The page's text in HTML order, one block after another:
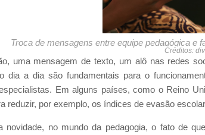
Troca de mensagens entre equipe pedagógica e
Créditos:
uma mensagem de texto, um alô nas redes
dia a dia são fundamentais para o
Em alguns países, como o Reino
reduzir, por exemplo, os índices de evasão
novidade, no mundo da pedagogia, o fato de